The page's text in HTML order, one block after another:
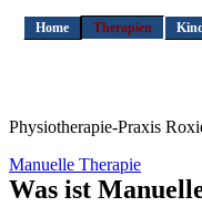
Home Therapien
Physiotherapie-Praxis
Manuelle Therapie
Was ist